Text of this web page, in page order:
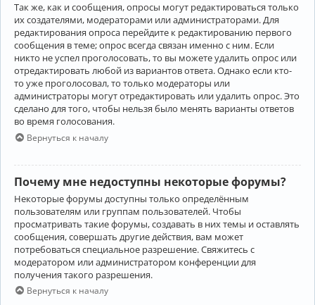
Так же, как и сообщения, опросы могут редактироваться только
их создателями, модераторами или администраторами. Для
редактирования опроса перейдите к редактированию первого
сообщения в теме; опрос всегда связан именно с ним. Если
никто не успел проголосовать, то вы можете удалить опрос или
отредактировать любой из вариантов ответа. Однако если кто-
то уже проголосовал, то только модераторы или
администраторы могут отредактировать или удалить опрос. Это
сделано для того, чтобы нельзя было менять варианты ответов
во время голосования.
Вернуться к началу
Почему мне недоступны некоторые форумы?
Некоторые форумы доступны только определённым
пользователям или группам пользователей. Чтобы
просматривать такие форумы, создавать в них темы и оставлять
сообщения, совершать другие действия, вам может
потребоваться специальное разрешение. Свяжитесь с
модератором или администратором конференции для
получения такого разрешения.
Вернуться к началу